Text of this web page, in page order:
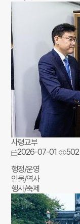
사령교부
2026-07-01
502
행정/운영
인물/역사
행사/축제